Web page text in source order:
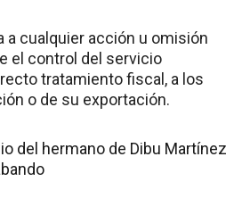
a cualquier acción u omisión
el control del servicio
tratamiento fiscal, a los
o de su exportación.